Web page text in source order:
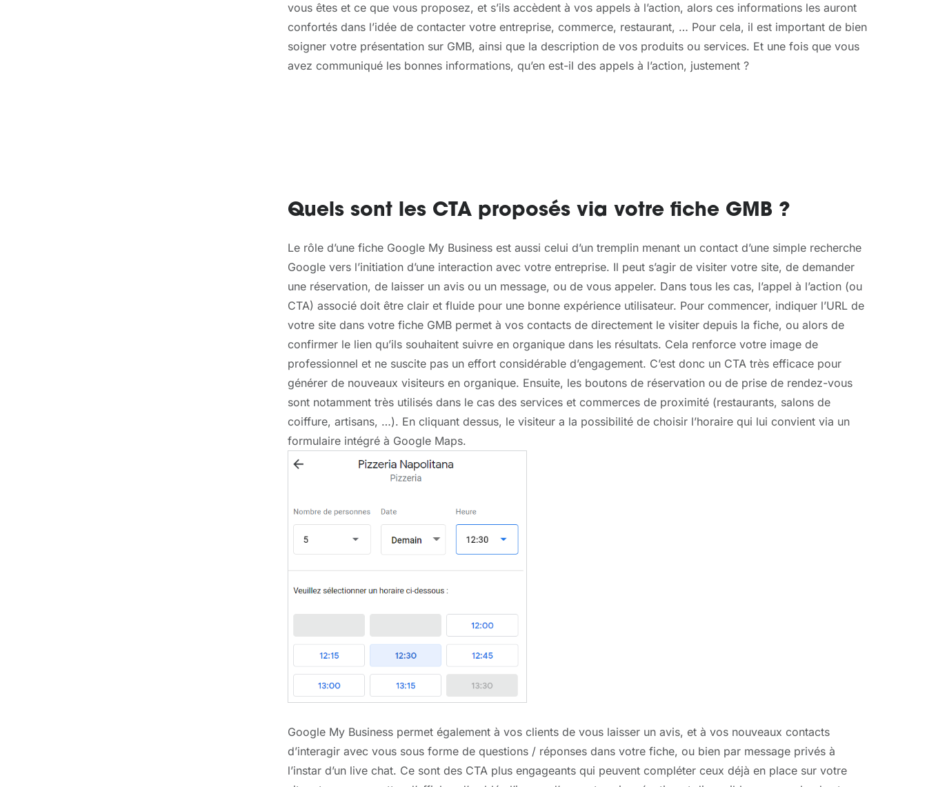
vous êtes et ce que vous proposez, et s’ils accèdent à vos appels à l’action, alors ces informations les auront
confortés dans l’idée de contacter votre entreprise, commerce, restaurant, … Pour cela, il est important de bien
soigner votre présentation sur GMB, ainsi que la description de vos produits ou services. Et une fois que vous
avez communiqué les bonnes informations, qu’en est-il des appels à l’action, justement ?
Quels sont les CTA proposés via votre fiche GMB ?
Le rôle d’une fiche Google My Business est aussi celui d’un tremplin menant un contact d’une simple recherche
Google vers l’initiation d’une interaction avec votre entreprise. Il peut s’agir de visiter votre site, de demander
une réservation, de laisser un avis ou un message, ou de vous appeler. Dans tous les cas, l’appel à l’action (ou
CTA) associé doit être clair et fluide pour une bonne expérience utilisateur. Pour commencer, indiquer l’URL de
votre site dans votre fiche GMB permet à vos contacts de directement le visiter depuis la fiche, ou alors de
confirmer le lien qu’ils souhaitent suivre en organique dans les résultats. Cela renforce votre image de
professionnel et ne suscite pas un effort considérable d’engagement. C’est donc un CTA très efficace pour
générer de nouveaux visiteurs en organique. Ensuite, les boutons de réservation ou de prise de rendez-vous
sont notamment très utilisés dans le cas des services et commerces de proximité (restaurants, salons de
coiffure, artisans, …). En cliquant dessus, le visiteur a la possibilité de choisir l’horaire qui lui convient via un
formulaire intégré à Google Maps.
Google My Business permet également à vos clients de vous laisser un avis, et à vos nouveaux contacts
d’interagir avec vous sous forme de questions / réponses dans votre fiche, ou bien par message privés à
l’instar d’un live chat. Ce sont des CTA plus engageants qui peuvent compléter ceux déjà en place sur votre